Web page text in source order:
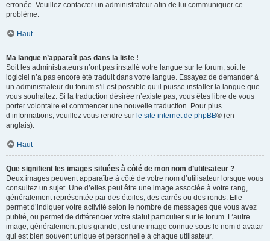
erronée. Veuillez contacter un administrateur afin de lui communiquer ce
problème.
Haut
Ma langue n’apparaît pas dans la liste !
Soit les administrateurs n’ont pas installé votre langue sur le forum, soit le
logiciel n’a pas encore été traduit dans votre langue. Essayez de demander à
un administrateur du forum s’il est possible qu’il puisse installer la langue que
vous souhaitez. Si la traduction désirée n’existe pas, vous êtes libre de vous
porter volontaire et commencer une nouvelle traduction. Pour plus
d’informations, veuillez vous rendre sur le site internet de phpBB® (en
anglais).
Haut
Que signifient les images situées à côté de mon nom d’utilisateur ?
Deux images peuvent apparaître à côté de votre nom d’utilisateur lorsque vous
consultez un sujet. Une d’elles peut être une image associée à votre rang,
généralement représentée par des étoiles, des carrés ou des ronds. Elle
permet d’indiquer votre activité selon le nombre de messages que vous avez
publié, ou permet de différencier votre statut particulier sur le forum. L’autre
image, généralement plus grande, est une image connue sous le nom d’avatar
qui est bien souvent unique et personnelle à chaque utilisateur.